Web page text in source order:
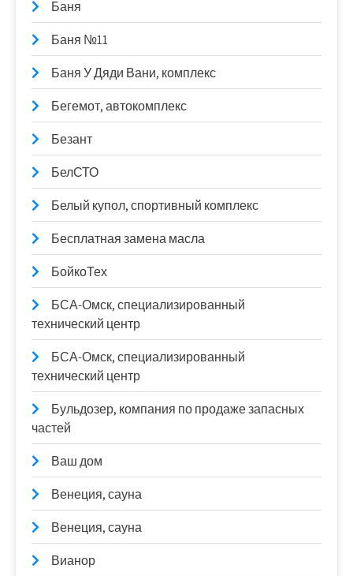
Баня
Баня №11
Баня У Дяди Вани, комплекс
Бегемот, автокомплекс
Безант
БелСТО
Белый купол, спортивный комплекс
Бесплатная замена масла
БойкоТех
БСА-Омск, специализированный
технический центр
БСА-Омск, специализированный
технический центр
Бульдозер, компания по продаже запасных
частей
Ваш дом
Венеция, сауна
Венеция, сауна
Вианор